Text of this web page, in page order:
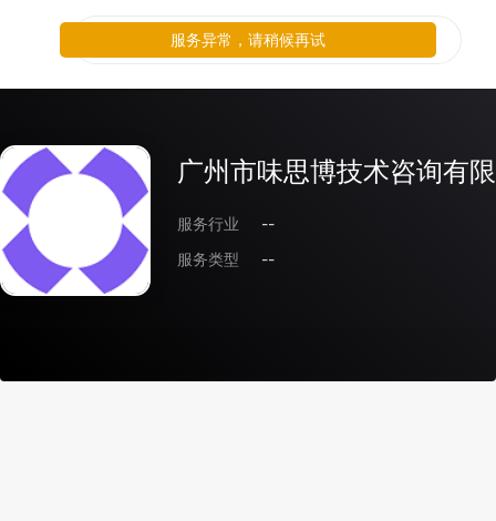
广州市味思博技术咨询有
服务行业
--
服务类型
--
服务异常，请稍候再试